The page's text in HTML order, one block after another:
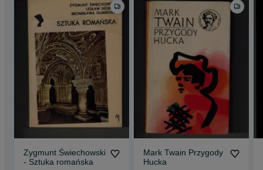
Zygmunt Świechowski
- Sztuka romańska
Mark Twain Przygody
Hucka